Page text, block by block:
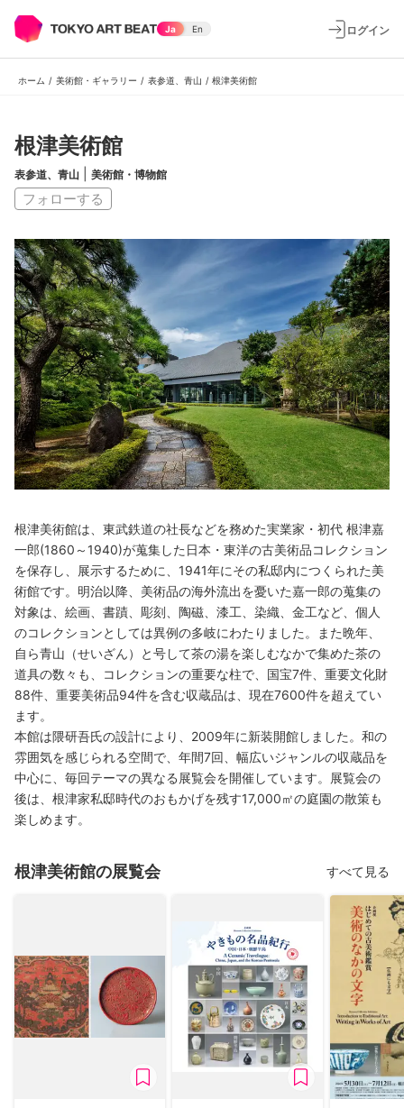
Ja En ログイン
ホーム / 美術館・ギャラリー / 表参道、青山 / 根津美術館
根津美術館
表参道、青山 美術館・博物館
フォローする
根津美術館は、東武鉄道の社長などを務めた実業家・初代 根津嘉
一郎(1860～1940)が蒐集した日本・東洋の古美術品コレクション
を保存し、展示するために、1941年にその私邸内につくられた美
術館です。明治以降、美術品の海外流出を憂いた嘉一郎の蒐集の
対象は、絵画、書蹟、彫刻、陶磁、漆工、染織、金工など、個人
のコレクションとしては異例の多岐にわたりました。また晩年、
自ら青山（せいざん）と号して茶の湯を楽しむなかで集めた茶の
道具の数々も、コレクションの重要な柱で、国宝7件、重要文化財
88件、重要美術品94件を含む収蔵品は、現在7600件を超えてい
ます。
本館は隈研吾氏の設計により、2009年に新装開館しました。和の
雰囲気を感じられる空間で、年間7回、幅広いジャンルの収蔵品を
中心に、毎回テーマの異なる展覧会を開催しています。展覧会の
後は、根津家私邸時代のおもかげを残す17,000㎡の庭園の散策も
楽しめます。
根津美術館の展覧会 すべて見る